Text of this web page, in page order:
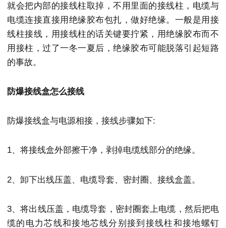
就会把内部的接线柱取掉，不用里面的接线柱，电缆与
电缆连接直接用绝缘胶布包扎，做好绝缘。一般是用接
线柱接线，用接线柱的话关键要拧紧，用绝缘胶布而不
用接柱，过了一冬一夏后，绝缘胶布可能脱落引起短路
的事故。
防爆接线盒怎么接线
防爆接线盒与电源相接，接线步骤如下:
1、将接线盒外部擦干净，剥掉电缆线部分的绝缘。
2、卸下出线压盖、电缆导套、密封圈、接线盒盖。
3、将出线压盖，电缆导套，密封圈套上电缆，然后把电
缆的电力芯线和接地芯线分别接到接线柱和接地螺钉